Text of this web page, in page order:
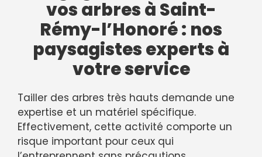
vos arbres à Saint-
Rémy-l’Honoré : nos
paysagistes experts à
votre service
Tailler des arbres très hauts demande une
expertise et un matériel spécifique.
Effectivement, cette activité comporte un
risque important pour ceux qui